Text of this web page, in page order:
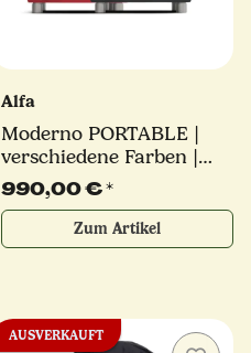
Alfa
Moderno PORTABLE |
verschiedene Farben |
Gasofen | Alfa Forni
990,00 €*
Zum Artikel
AUSVERKAUFT